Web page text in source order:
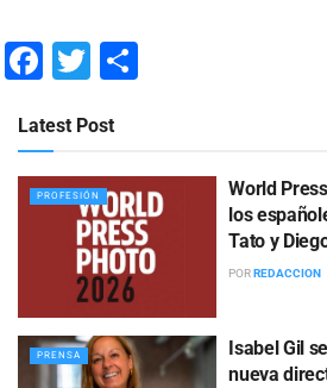
Facebook
Twitter
Latest Post
PROFESIÓN
World
los
Tato y
PORREDACCION
PRENSA
Isabel Gil
nueva